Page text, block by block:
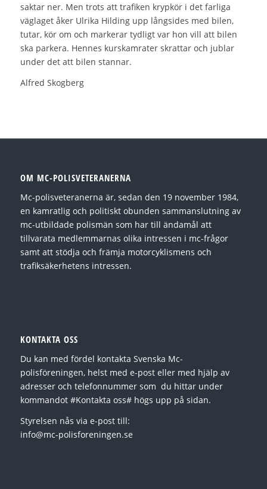
saktar ner. Men trots att trafiken krypkör i det farliga
väglaget åker Ulrika Hilding upp långsides med bilen,
tutar, kör om och markerar tydligt var hon vill att bilen
ska parkera. Hennes kurskamrater skrattar och jublar
under det att bilen stannar.
Alfred Skogberg
OM MC-POLISVETERANERNA
Mc-polisveteranerna är, sedan den 19 november 1984,
en kamratlig och politiskt obunden sammanslutning av
mc-utbildade polismän som har till ändamål att
tillvarata medlemmarnas olika intressen i mc-frågor
samt att stödja och främja motorcyklismens och
trafiksäkerhetens intressen.
KONTAKTA OSS
Du kan med fördel kontakta Svenska Mc-
polisföreningen, helst med e-post eller med hjälp av
adresser och telefonnummer som du hittar under
kommandot #Kontakta oss# högs upp på sidan.
Styrelsen nås via e-post till:
info@mc-polisforeningen.se